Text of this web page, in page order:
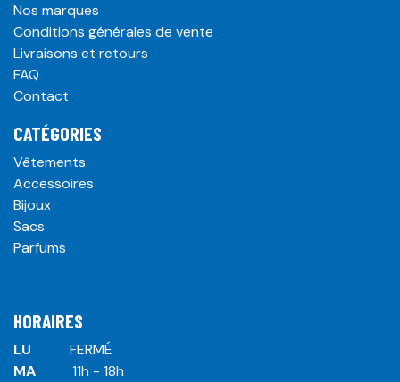
Nos marques
Conditions générales de vente
Livraisons et retours
FAQ
Contact
CATÉGORIES
Vêtements
Accessoires
Bijoux
Sacs
Parfums
HORAIRES
LU
​ ​FERMÉ
MA
​11h - 18h